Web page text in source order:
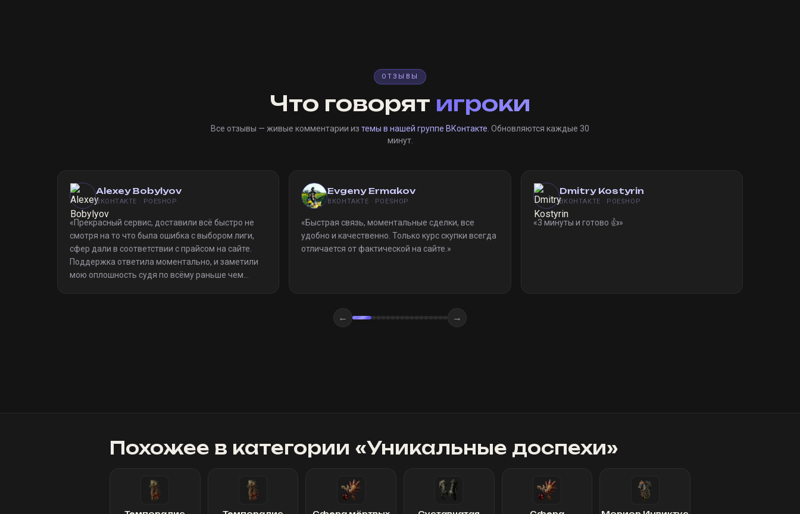
ОТЗЫВЫ
Что говорят игроки
Все отзывы — живые комментарии из темы в нашей группе ВКонтакте . Обновляются каждые 30
минут.
Alexey Bobylyov
ВКОНТАКТЕ · POESHOP
«Прекрасный сервис, доставили всё быстро не
смотря на то что была ошибка с выбором лиги,
сфер дали в соответствии с прайсом на сайте.
Поддержка ответила моментально, и заметили
мою оплошность судя по всёму раньше чем
Evgeny Ermakov
ВКОНТАКТЕ · POESHOP
«Быстрая связь, моментальные сделки, все
удобно и качественно. Только курс скупки всегда
отличается от фактической на сайте. »
Dmitry Kostyrin
ВКОНТАКТЕ · POESHOP
«3 минуты и готово 👍»
← →
Похожее в категории «Уникальные доспехи»